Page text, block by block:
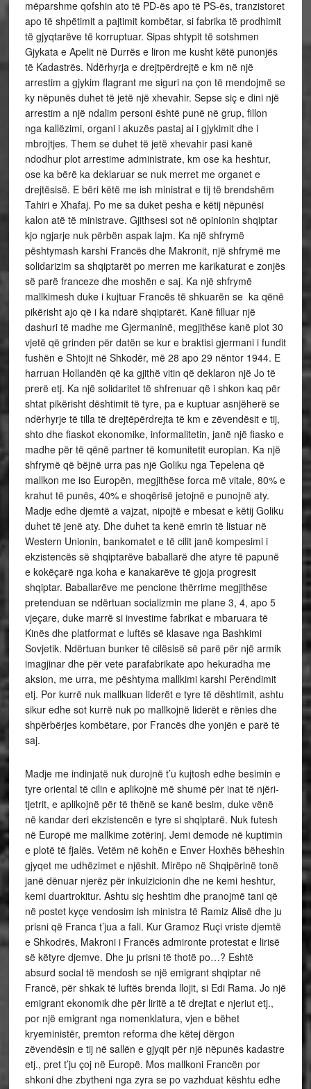
mëparshme qofshin ato të PD-ës apo të PS-ës, tranzistoret
apo të shpëtimit a pajtimit kombëtar, si fabrika të prodhimit
të gjyqtarëve të korruptuar. Sipas shtypit të sotshmen
Gjykata e Apelit në Durrës e liron me kusht këtë punonjës
të Kadastrës. Ndërhyrja e drejtpërdrejtë e km në një
arrestim a gjykim flagrant me siguri na çon të mendojmë se
ky nëpunës duhet të jetë një xhevahir. Sepse siç e dini një
arrestim a një ndalim personi është punë në grup, fillon
nga kallëzimi, organi i akuzës pastaj ai i gjykimit dhe i
mbrojtjes. Them se duhet të jetë xhevahir pasi kanë
ndodhur plot arrestime administrate, km ose ka heshtur,
ose ka bërë ka deklaruar se nuk merret me organet e
drejtësisë. E bëri këtë me ish ministrat e tij të brendshëm
Tahiri e Xhafaj. Po me sa duket pesha e këtij nëpunësi
kalon atë të ministrave. Gjithsesi sot në opinionin shqiptar
kjo ngjarje nuk përbën aspak lajm. Ka një shfrymë
pështymash karshi Francës dhe Makronit, një shfrymë me
solidarizim sa shqiptarët po merren me karikaturat e zonjës
së parë franceze dhe moshën e saj. Ka një shfrymë
mallkimesh duke i kujtuar Francës të shkuarën se ka qënë
pikërisht ajo që i ka ndarë shqiptarët. Kanë filluar një
dashuri të madhe me Gjermaninë, megjithëse kanë plot 30
vjetë që grinden për datën se kur e braktisi gjermani i fundit
fushën e Shtojit në Shkodër, më 28 apo 29 nëntor 1944. E
harruan Hollandën që ka gjithë vitin që deklaron një Jo të
prerë etj. Ka një solidaritet të shfrenuar që i shkon kaq për
shtat pikërisht dështimit të tyre, pa e kuptuar asnjëherë se
ndërhyrje të tilla të drejtëpërdrejta të km e zëvendësit e tij,
shto dhe fiaskot ekonomike, informalitetin, janë një fiasko e
madhe për të qënë partner të komunitetit europian. Ka një
shfrymë që bëjnë urra pas një Goliku nga Tepelena që
mallkon me iso Europën, megjithëse forca më vitale, 80% e
krahut të punës, 40% e shoqërisë jetojnë e punojnë aty.
Madje edhe djemtë a vajzat, nipojtë e mbesat e këtij Goliku
duhet të jenë aty. Dhe duhet ta kenë emrin të listuar në
Western Unionin, bankomatet e të cilit janë kompesimi i
ekzistencës së shqiptarëve baballarë dhe atyre të papunë
e kokëçarë nga koha e kanakarëve të gjoja progresit
shqiptar. Baballarëve me pencione thërrime megjithëse
pretenduan se ndërtuan socializmin me plane 3, 4, apo 5
vjeçare, duke marrë si investime fabrikat e mbaruara të
Kinës dhe platformat e luftës së klasave nga Bashkimi
Sovjetik. Ndërtuan bunker të cilësisë së parë për një armik
imagjinar dhe për vete parafabrikate apo hekuradha me
aksion, me urra, me pështyma mallkimi karshi Perëndimit
etj. Por kurrë nuk mallkuan liderët e tyre të dështimit, ashtu
sikur edhe sot kurrë nuk po mallkojnë liderët e rënies dhe
shpërbërjes kombëtare, por Francës dhe yonjën e parë të
saj.
Madje me indinjatë nuk durojnë t’u kujtosh edhe besimin e
tyre oriental të cilin e aplikojnë më shumë për inat të njëri-
tjetrit, e aplikojnë për të thënë se kanë besim, duke vënë
në kandar deri ekzistencën e tyre si shqiptarë. Nuk futesh
në Europë me mallkime zotërinj. Jemi demode në kuptimin
e plotë të fjalës. Vetëm në kohën e Enver Hoxhës bëheshin
gjyqet me udhëzimet e njëshit. Mirëpo në Shqipërinë tonë
janë dënuar njerëz për inkuizicionin dhe ne kemi heshtur,
kemi duartrokitur. Ashtu siç heshtim dhe pranojmë tani që
në postet kyçe vendosim ish ministra të Ramiz Alisë dhe ju
prisni që Franca t’jua a fali. Kur Gramoz Ruçi vriste djemtë
e Shkodrës, Makroni i Francës admironte protestat e lirisë
së këtyre djemve. Dhe ju prisni të thotë po…? Eshtë
absurd social të mendosh se një emigrant shqiptar në
Francë, për shkak të luftës brenda llojit, si Edi Rama. Jo një
emigrant ekonomik dhe për liritë a të drejtat e njeriut etj.,
por një emigrant nga nomenklatura, vjen e bëhet
kryeministër, premton reforma dhe këtej dërgon
zëvendësin e tij në sallën e gjyqit për një nëpunës kadastre
etj., pret t’ju çoj në Europë. Mos mallkoni Francën por
shkoni dhe zbytheni nga zyra se po vazhduat kështu edhe